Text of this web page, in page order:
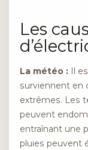
Les
La météo : Il
surviennent en
extrêmes. Les
peuvent
entraînant une
pluies peuvent